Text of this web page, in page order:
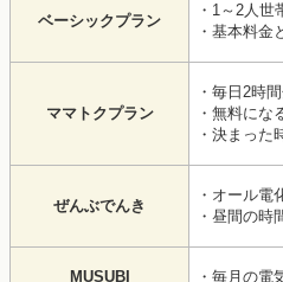
ベーシックプラン
・1～2人世
・基本料金
ママトクプラン
・毎日2時
・無料にな
・決まった
ぜんぶでんき
・オール電
・昼間の時
MUSUBI
・毎月の電